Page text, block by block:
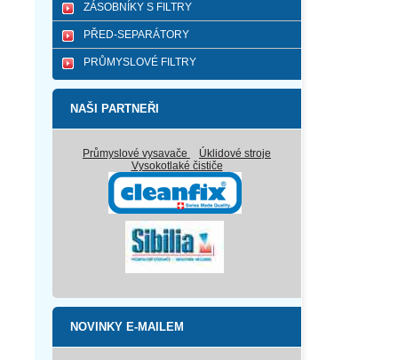
ZÁSOBNÍKY S FILTRY
PŘED-SEPARÁTORY
PRŮMYSLOVÉ FILTRY
NAŠI PARTNEŘI
Průmyslové vysavače
Úklidové stroje
Vysokotlaké čističe
NOVINKY E-MAILEM